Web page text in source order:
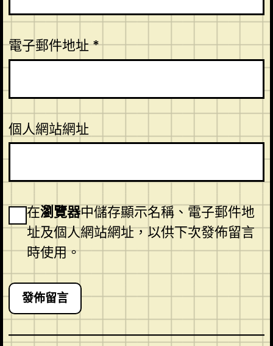
電子郵件地址*
個人網站網址
在瀏覽器中儲存顯示名稱、電子郵件地
址及個人網站網址，以供下次發佈留言
時使用。